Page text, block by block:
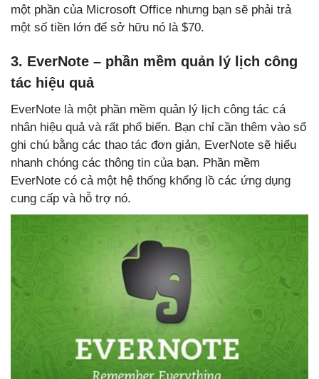
một phần của Microsoft Office nhưng bạn sẽ phải trả
một số tiền lớn để sở hữu nó là $70.
3. EverNote – phần mềm quản lý lịch công
tác hiệu quả
EverNote là một phần mềm quản lý lịch công tác cá
nhân hiệu quả và rất phổ biến. Bạn chỉ cần thêm vào sổ
ghi chú bằng các thao tác đơn giản, EverNote sẽ hiểu
nhanh chóng các thông tin của bạn. Phần mềm
EverNote có cả một hệ thống khổng lồ các ứng dụng
cung cấp và hỗ trợ nó.